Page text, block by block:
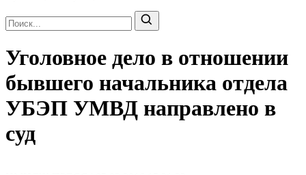
Уголовное дело в отношении
бывшего начальника отдела
УБЭП УМВД направлено в
суд